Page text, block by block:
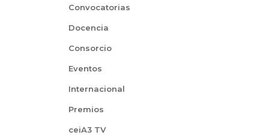
Convocatorias
Docencia
Consorcio
Eventos
Internacional
Premios
ceiA3 TV